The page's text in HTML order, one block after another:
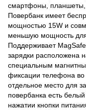
смартфоны, планшеты,
Повербанк имеет
мощностью 15W и
меньшую мощность для
Поддерживает
зарядки расположена
специальным
фиксации телефона во
отдельное место для
повербанка есть
нажатии кнопки